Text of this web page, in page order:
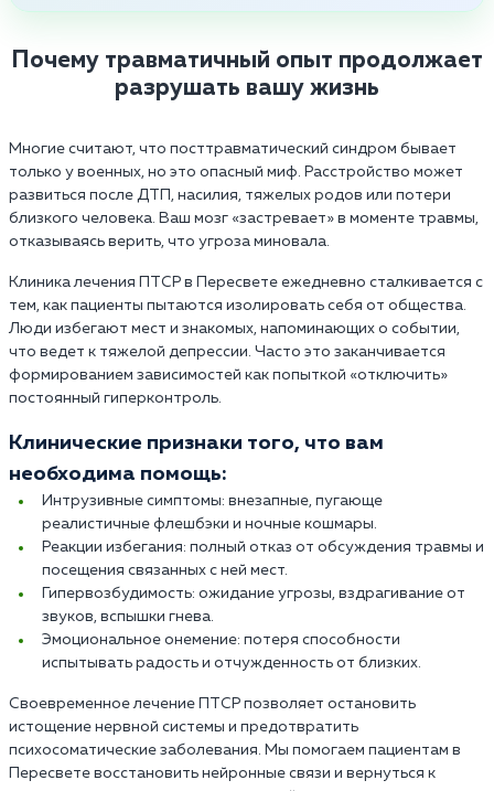
Почему травматичный опыт продолжает
разрушать вашу жизнь
Многие считают, что посттравматический синдром бывает
только у военных, но это опасный миф. Расстройство может
развиться после ДТП, насилия, тяжелых родов или потери
близкого человека. Ваш мозг «застревает» в моменте травмы,
отказываясь верить, что угроза миновала.
Клиника лечения ПТСР в Пересвете ежедневно сталкивается с
тем, как пациенты пытаются изолировать себя от общества.
Люди избегают мест и знакомых, напоминающих о событии,
что ведет к тяжелой депрессии. Часто это заканчивается
формированием зависимостей как попыткой «отключить»
постоянный гиперконтроль.
Клинические признаки того, что вам
необходима помощь:
Интрузивные симптомы: внезапные, пугающе
реалистичные флешбэки и ночные кошмары.
Реакции избегания: полный отказ от обсуждения травмы и
посещения связанных с ней мест.
Гипервозбудимость: ожидание угрозы, вздрагивание от
звуков, вспышки гнева.
Эмоциональное онемение: потеря способности
испытывать радость и отчужденность от близких.
Своевременное лечение ПТСР позволяет остановить
истощение нервной системы и предотвратить
психосоматические заболевания. Мы помогаем пациентам в
Пересвете восстановить нейронные связи и вернуться к